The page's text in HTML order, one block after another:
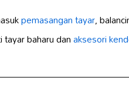
pemasangan tayar,
baharu danaksesori